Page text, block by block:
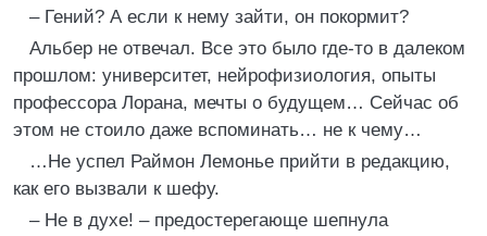
– Гений? А если к нему зайти, он покормит?
Альбер не отвечал. Все это было где-то в далеком
прошлом: университет, нейрофизиология, опыты
профессора Лорана, мечты о будущем… Сейчас об
этом не стоило даже вспоминать… не к чему…
…Не успел Раймон Лемонье прийти в редакцию,
как его вызвали к шефу.
– Не в духе! – предостерегающе шепнула